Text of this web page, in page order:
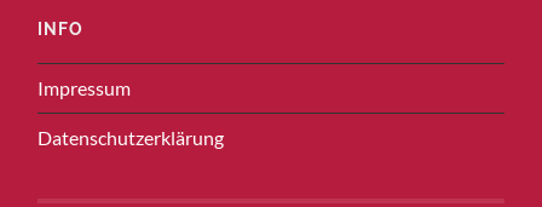
INFO
Impressum
Datenschutzerklärung